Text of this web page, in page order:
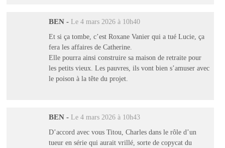
BEN - Le 4 mars 2026 à 10h40
Et si ça tombe, c’est Roxane Vanier qui a tué Lucie, ça
fera les affaires de Catherine.
Elle pourra ainsi construire sa maison de retraite pour
les petits vieux. Les pauvres, ils vont bien s’amuser avec
le poison à la tête du projet.
BEN - Le 4 mars 2026 à 10h43
D’accord avec vous Titou, Charles dans le rôle d’un
tueur en série qui aurait vrillé, sorte de copycat du